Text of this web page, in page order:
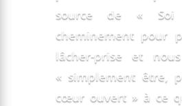
source de «
cheminement pour
lâcher-prise et
« simplement être,
cœur ouvert » à ce